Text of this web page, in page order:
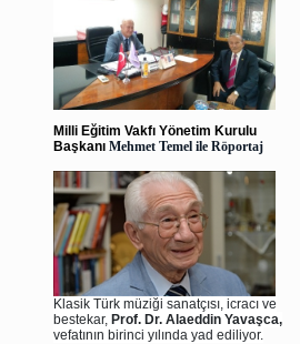
Milli Eğitim Vakfı Yönetim Kurulu
Başkanı Mehmet Temel ile Röportaj
Klasik Türk müziği sanatçısı, icracı ve
bestekar, Prof. Dr. Alaeddin Yavaşca,
vefatının birinci yılında yad ediliyor.